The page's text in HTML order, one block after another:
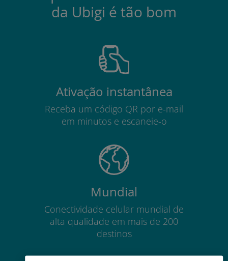
da Ubigi é tão bom
Ativação instantânea
Receba um código QR por e-mail
em minutos e escaneie-o
Mundial
Conectividade celular mundial de
alta qualidade em mais de 200
destinos